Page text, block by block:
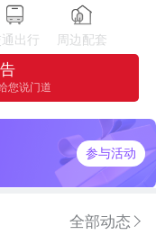
出行 周边配套
您说门道
参与活动
全部动态